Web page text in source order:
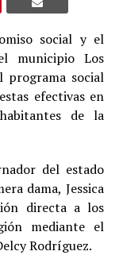
social y el
municipio Los
programa social
efectivas en
de la
del estado
dama, Jessica
directa a los
mediante el
Rodríguez.